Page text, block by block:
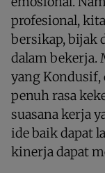
profesional,
bersikap, bijak
dalam bekerja.
yang
penuh rasa
suasana kerja
ide baik dapat
kinerja dapat